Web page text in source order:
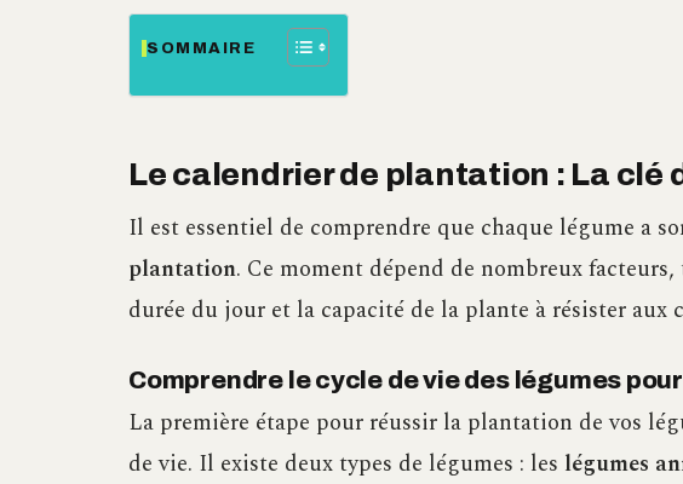
SOMMAIRE
Le calendrier de plantation : La clé
Il est essentiel de comprendre que chaque légume a
plantation. Ce moment dépend de nombreux
durée du jour et la capacité de la plante à résister
Comprendre le cycle de vie des légumes
La première étape pour réussir la plantation de vos
de vie. Il existe deux types de légumes : les légumes